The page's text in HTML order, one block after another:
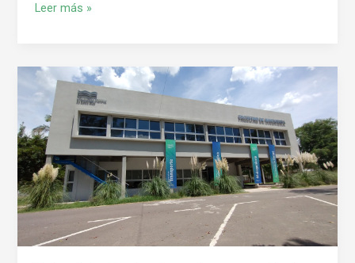
Leer más »
Calendario
Electoral
para
la
renovación
de
autoridades
de
los
Departamentos
Académicos